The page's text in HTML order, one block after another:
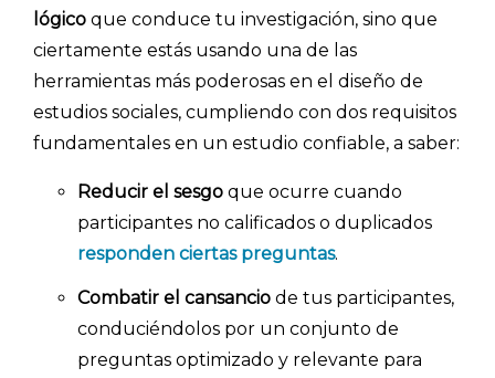
lógico que conduce tu investigación, sino que
ciertamente estás usando una de las
herramientas más poderosas en el diseño de
estudios sociales, cumpliendo con dos requisitos
fundamentales en un estudio confiable, a saber:
Reducir el sesgo que ocurre cuando
participantes no calificados o duplicados
responden ciertas preguntas.
Combatir el cansancio de tus participantes,
conduciéndolos por un conjunto de
preguntas optimizado y relevante para